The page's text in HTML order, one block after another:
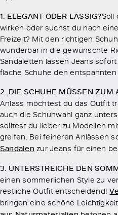
1. ELEGANT ODER LÄSSIG?Soll
wirken oder suchst du nach
Freizeit? Mit den richtigen
wunderbar in die gewünschte
Sandaletten lassen Jeans
flache Schuhe den
2. DIE SCHUHE MÜSSEN ZUM
Anlass möchtest du das Outfit
auch die Schuhwahl ganz
solltest du lieber zu Modellen
greifen. Bei feineren Anlässen
Sandalen zur Jeans für einen
3. UNTERSTREICHE DEN
einen sommerlichen Style zu
restliche Outfit entscheidend!
bringen eine schöne